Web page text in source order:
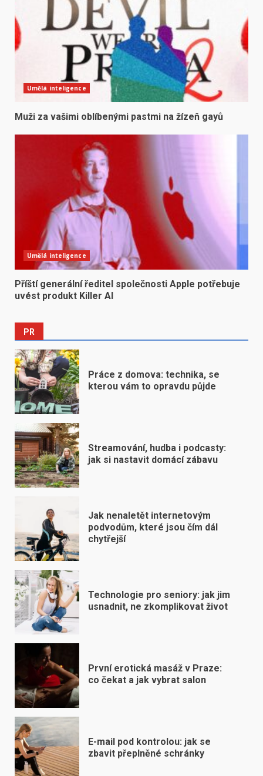
Umělá inteligence
Muži za vašimi oblíbenými pastmi na žízeň gayů
Umělá inteligence
Příští generální ředitel společnosti Apple potřebuje
uvést produkt Killer AI
PR
Práce z domova: technika, se
kterou vám to opravdu půjde
Streamování, hudba i podcasty:
jak si nastavit domácí zábavu
Jak nenaletět internetovým
podvodům, které jsou čím dál
chytřejší
Technologie pro seniory: jak jim
usnadnit, ne zkomplikovat život
První erotická masáž v Praze:
co čekat a jak vybrat salon
E-mail pod kontrolou: jak se
zbavit přeplněné schránky